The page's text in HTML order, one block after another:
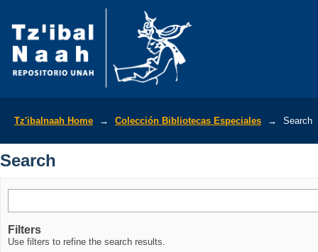
Tz'ibalnaah Home → Colección Bibliotecas Especiales → Search
Search
Filters
Use filters to refine the search results.